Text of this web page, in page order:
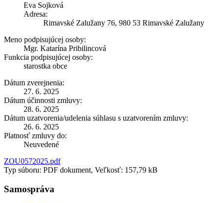
Eva Sojková
Adresa:
Rimavské Zalužany 76, 980 53 Rimavské Zalužany
Meno podpisujúcej osoby:
Mgr. Katarína Pribilincová
Funkcia podpisujúcej osoby:
starostka obce
Dátum zverejnenia:
27. 6. 2025
Dátum účinnosti zmluvy:
28. 6. 2025
Dátum uzatvorenia/udelenia súhlasu s uzatvorením zmluvy:
26. 6. 2025
Platnosť zmluvy do:
Neuvedené
ZOU0572025.pdf
Typ súboru: PDF dokument, Veľkosť: 157,79 kB
Samospráva